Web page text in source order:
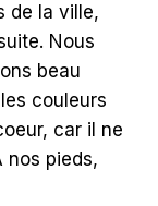
de la ville,
Nous
beau
couleurs
car il ne
nos pieds,